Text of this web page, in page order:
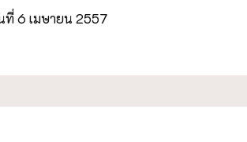
ที่ 6 เมษายน 2557